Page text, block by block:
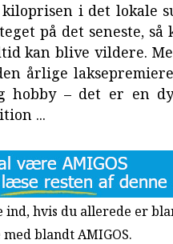
i det lokale
på det seneste, så
kan blive vildere.
årlige
hobby – det er en
...
hvis du allerede er
blandt AMIGOS.